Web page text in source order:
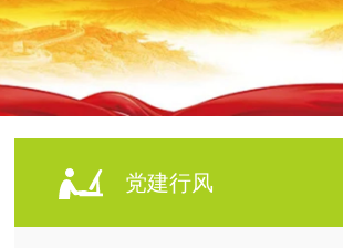
党建行风